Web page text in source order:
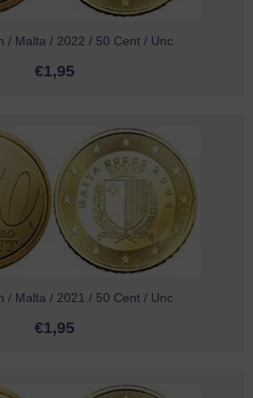
/ Malta / 2022 / 50 Cent / Unc
€1,95
/ Malta / 2021 / 50 Cent / Unc
€1,95